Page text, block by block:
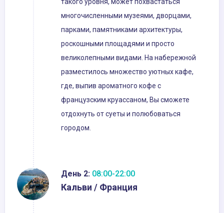
такого уровня, может похвастаться
многочисленными музеями, дворцами,
парками, памятниками архитектуры,
роскошными площадями и просто
великолепными видами. На набережной
разместилось множество уютных кафе,
где, выпив ароматного кофе с
французским круассаном, Вы сможете
отдохнуть от суеты и полюбоваться
городом.
День 2: 08:00-22:00
Кальви / Франция